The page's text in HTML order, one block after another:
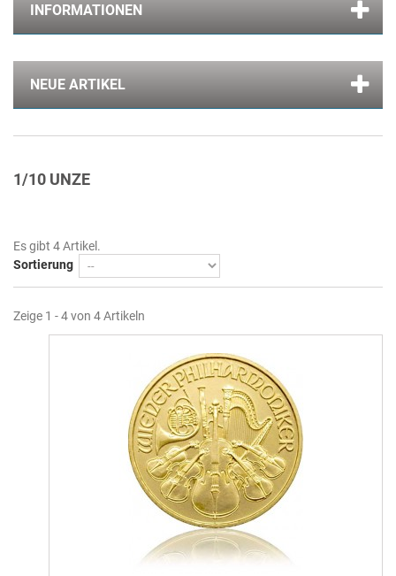
INFORMATIONEN
NEUE ARTIKEL
1/10 UNZE
Es gibt 4 Artikel.
Sortierung
Zeige 1 - 4 von 4 Artikeln